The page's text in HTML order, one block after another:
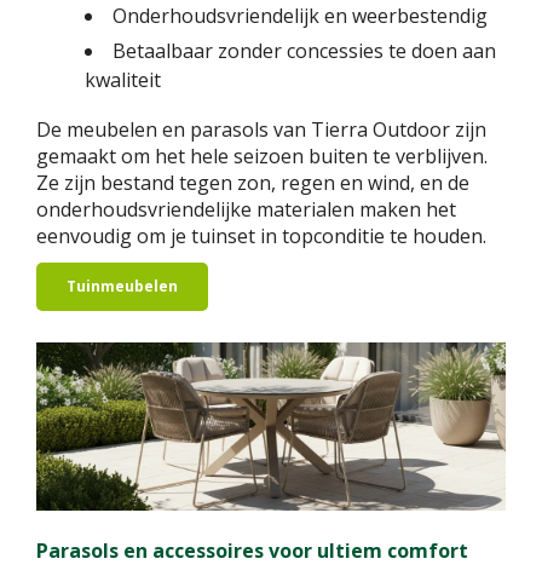
Onderhoudsvriendelijk en weerbestendig
Betaalbaar zonder concessies te doen aan
kwaliteit
De meubelen en parasols van Tierra Outdoor zijn
gemaakt om het hele seizoen buiten te verblijven.
Ze zijn bestand tegen zon, regen en wind, en de
onderhoudsvriendelijke materialen maken het
eenvoudig om je tuinset in topconditie te houden.
Tuinmeubelen
Parasols en accessoires voor ultiem comfort